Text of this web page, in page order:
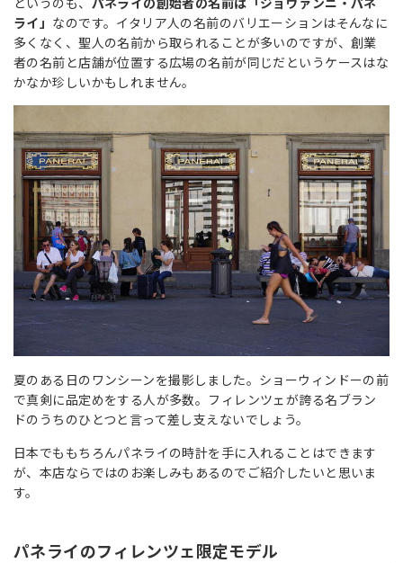
ライ」 なのです。イタリア人の名前のバリエーションはそんなに
多くなく、聖人の名前から取られることが多いのですが、創業
者の名前と店舗が位置する広場の名前が同じだというケースはな
かなか珍しいかもしれません。
夏のある日のワンシーンを撮影しました。ショーウィンドーの前
で真剣に品定めをする人が多数。フィレンツェが誇る名ブラン
ドのうちのひとつと言って差し支えないでしょう。
日本でももちろんパネライの時計を手に入れることはできます
が、本店ならではのお楽しみもあるのでご紹介したいと思いま
す。
パネライのフィレンツェ限定モデル